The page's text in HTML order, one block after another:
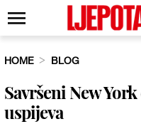
HOME BLOG
Savršeni New
uspijeva